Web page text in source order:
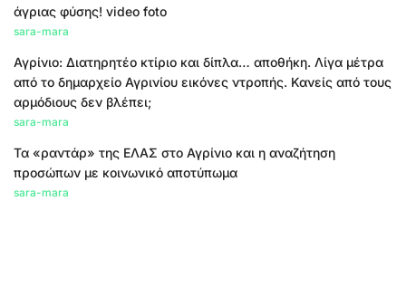
άγριας φύσης! video foto
sara-mara
Αγρίνιο: Διατηρητέο κτίριο και δίπλα… αποθήκη. Λίγα μέτρα
από το δημαρχείο Αγρινίου εικόνες ντροπής. Κανείς από τους
αρμόδιους δεν βλέπει;
sara-mara
Τα «ραντάρ» της ΕΛΑΣ στο Αγρίνιο και η αναζήτηση
προσώπων με κοινωνικό αποτύπωμα
sara-mara